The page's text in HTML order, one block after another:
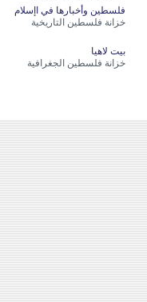
فلسطين وأخبارها في اإسلام
خزانة فلسطين التاريخية
بيت لاهيا
خزانة فلسطين الجغرافية